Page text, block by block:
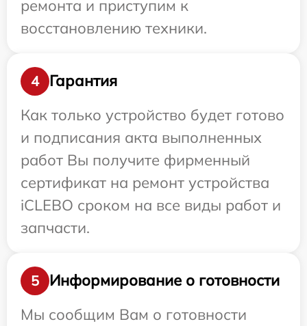
ремонта и приступим к
восстановлению техники.
4
Гарантия
Как только устройство будет готово
и подписания акта выполненных
работ Вы получите фирменный
сертификат на ремонт устройства
iCLEBO сроком на все виды работ и
запчасти.
5
Информирование о готовности
Мы сообщим Вам о готовности